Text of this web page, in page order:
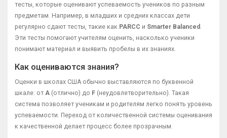
тесты, которые оценивают успеваемость учеников по разным
предметам. Например, в младших и средних классах дети
регулярно сдают тесты, такие как PARCC и Smarter Balanced
Эти тесты помогают учителям оценить, насколько ученики
понимают материал и выявить пробелы в их знаниях.
Как оцениваются знания?
Оценки в школах США обычно выставляются по буквенной
шкале: от A (отлично) до F (неудовлетворительно). Такая
система позволяет ученикам и родителям легко понять уровень
успеваемости. Переход от количественной системы оценивания
к качественной делает процесс более прозрачным.